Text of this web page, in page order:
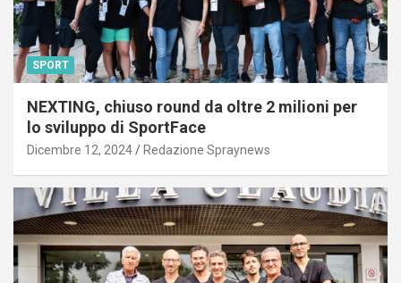
SPORT
NEXTING, chiuso round da oltre 2 milioni per
lo sviluppo di SportFace
Dicembre 12, 2024 Redazione Spraynews